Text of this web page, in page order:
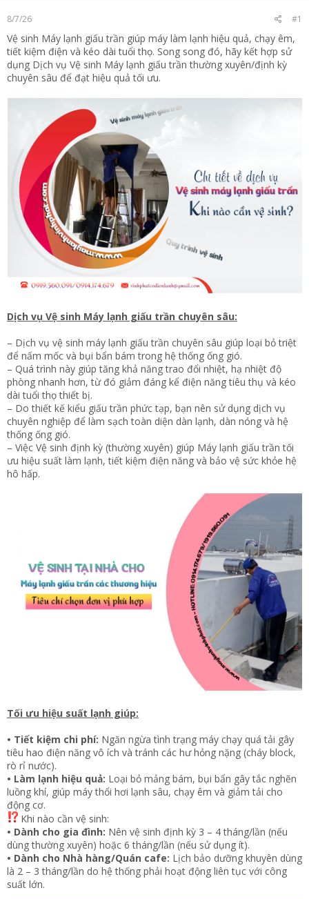
8/7/26 #1
Vệ sinh Máy lạnh giấu trần giúp máy làm lạnh hiệu quả, chạy êm,
tiết kiệm điện và kéo dài tuổi thọ. Song song đó, hãy kết hợp sử
dụng Dịch vụ Vệ sinh Máy lạnh giấu trần thường xuyên/định kỳ
chuyên sâu để đạt hiệu quả tối ưu.
Dịch vụ Vệ sinh Máy lạnh giấu trần chuyên sâu:
– Dịch vụ vệ sinh máy lạnh giấu trần chuyên sâu giúp loại bỏ triệt
để nấm mốc và bụi bẩn bám trong hệ thống ống gió.
– Quá trình này giúp tăng khả năng trao đổi nhiệt, hạ nhiệt độ
phòng nhanh hơn, từ đó giảm đáng kể điện năng tiêu thụ và kéo
dài tuổi thọ thiết bị.
– Do thiết kế kiểu giấu trần phức tạp, bạn nên sử dụng dịch vụ
chuyên nghiệp để làm sạch toàn diện dàn lạnh, dàn nóng và hệ
thống ống gió.
– Việc Vệ sinh định kỳ (thường xuyên) giúp Máy lạnh giấu trần tối
ưu hiệu suất làm lạnh, tiết kiệm điện năng và bảo vệ sức khỏe hệ
hô hấp.
Tối ưu hiệu suất lạnh giúp:
• Tiết kiệm chi phí: Ngăn ngừa tình trạng máy chạy quá tải gây
tiêu hao điện năng vô ích và tránh các hư hỏng nặng (cháy block,
rò rỉ nước).
• Làm lạnh hiệu quả: Loại bỏ mảng bám, bụi bẩn gây tắc nghẽn
luồng khí, giúp máy thổi hơi lạnh sâu, chạy êm và giảm tải cho
động cơ.
Khi nào cần vệ sinh:
• Dành cho gia đình: Nên vệ sinh định kỳ 3 – 4 tháng/lần (nếu
dùng thường xuyên) hoặc 6 tháng/lần (nếu sử dụng ít).
• Dành cho Nhà hàng/Quán cafe: Lịch bảo dưỡng khuyên dùng
là 2 – 3 tháng/lần do hệ thống phải hoạt động liên tục với công
suất lớn.